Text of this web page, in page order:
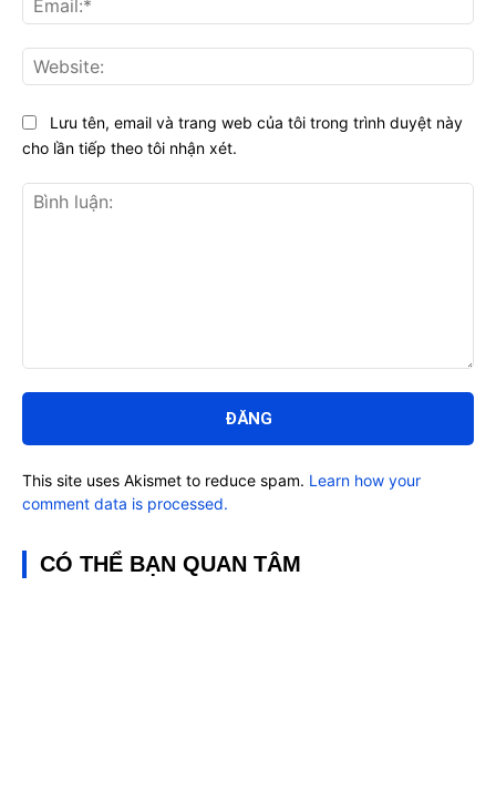
luận:
Lưu tên, email và trang web của tôi trong trình duyệt này
cho lần tiếp theo tôi nhận xét.
This site uses Akismet to reduce spam. Learn how your
comment data is processed.
CÓ THỂ BẠN QUAN TÂM